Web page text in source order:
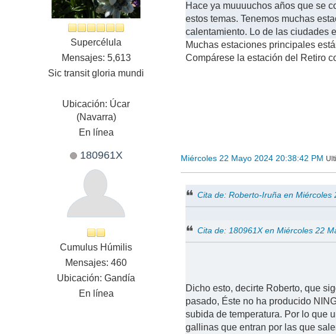
Supercélula
Mensajes: 5,613
Sic transit gloria mundi
Ubicación: Úcar
(Navarra)
En línea
Hace ya muuuuchos años que se
estos temas. Tenemos muchas
calentamiento. Lo de las ciudades
Muchas estaciones principales
Compárese la estación del Retiro
180961X
Cumulus Húmilis
Mensajes: 460
Ubicación: Gandía
En línea
Miércoles 22 Mayo 2024 20:38:42 PM
Cita de: Roberto-Iruña en Miércoles
Cita de: 180961X en Miércoles 22
Dicho esto, decirte Roberto, que
pasado, Éste no ha producido
subida de temperatura. Por lo que
gallinas que entran por las que